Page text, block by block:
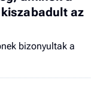
az
bizonyultak a